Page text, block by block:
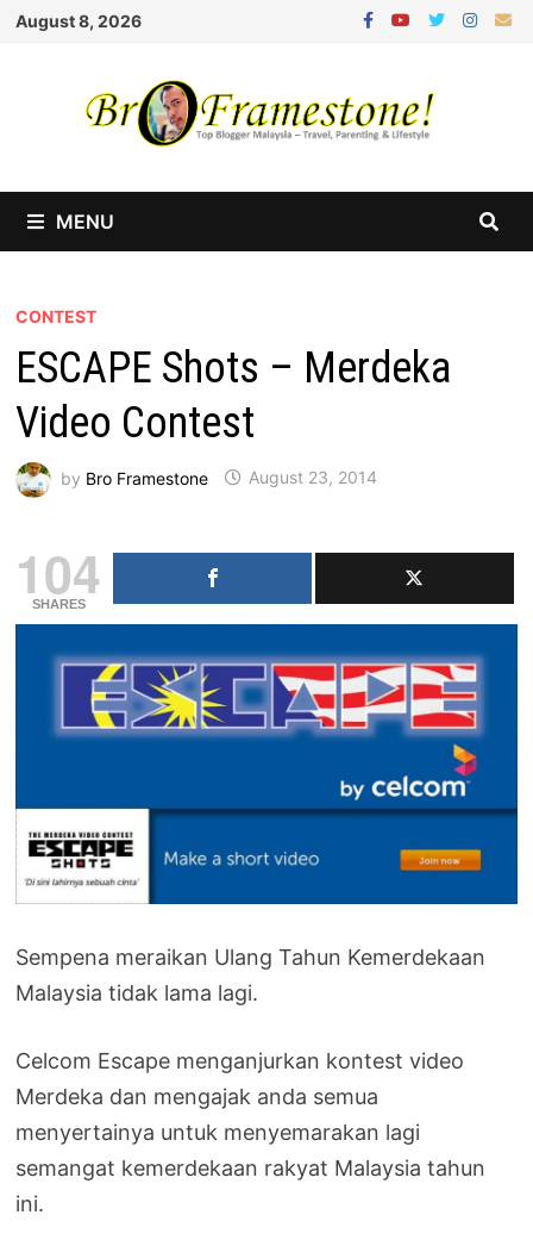
Skip
August 8, 2026
MENU
CONTEST
ESCAPE Shots – Merdeka
Video Contest
by Bro Framestone August 23, 2014
104
SHARES
Sempena meraikan Ulang Tahun Kemerdekaan
Malaysia tidak lama lagi.
Celcom Escape menganjurkan kontest video
Merdeka dan mengajak anda semua
menyertainya untuk menyemarakan lagi
semangat kemerdekaan rakyat Malaysia tahun
ini.